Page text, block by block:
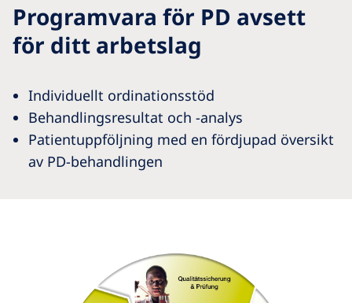
Programvara för PD avsett
för ditt arbetslag
Individuellt ordinationsstöd
Behandlingsresultat och -analys
Patientuppföljning med en fördjupad översikt
av PD-behandlingen